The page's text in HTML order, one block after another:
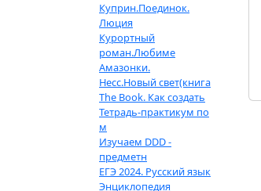
Куприн.Поединок.
Люция
Курортный
роман.Любиме
Амазонки.
Несс.Новый свет(книга
The Book. Как создать
Тетрадь-практикум по
м
Изучаем DDD -
предметн
ЕГЭ 2024. Русский язык
Энциклопедия